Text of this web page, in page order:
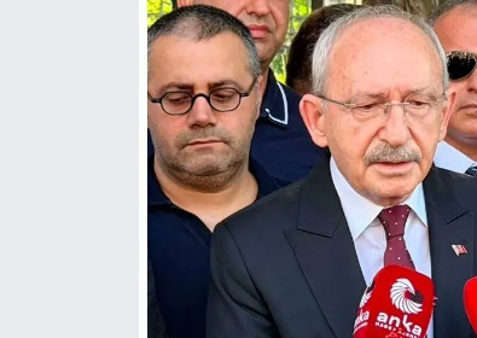
KÜLTÜR-SANAT
MAGAZİN
ÖZEL HABER